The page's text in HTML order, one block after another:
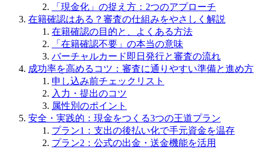
「現金化」の捉え方：2つのアプローチ
在籍確認はある？審査の仕組みをやさしく解説
在籍確認の目的と、よくある方法
「在籍確認不要」の本当の意味
バーチャルカード即日発行と審査の流れ
成功率を高めるコツ：審査に通りやすい準備と進め方
申し込み前チェックリスト
入力・提出のコツ
属性別のポイント
安全・実践的：現金をつくる3つの王道プラン
プラン1：支出の後払い化で手元資金を温存
プラン2：公式の出金・送金機能を活用